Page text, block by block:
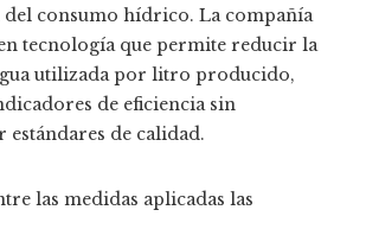
consumo hídrico. La compañía
tecnología que permite reducir la
utilizada por litro producido,
de eficiencia sin
de calidad.
las medidas aplicadas las